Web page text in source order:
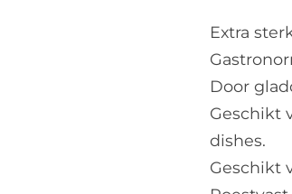
Extra
Door
Geschikt
dishes.
Geschikt